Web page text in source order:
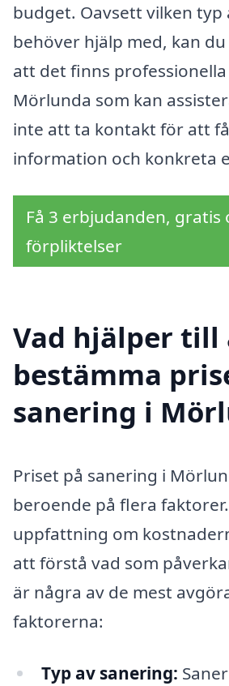
budget. Oavsett vilken typ
behöver hjälp med, kan
att det finns
Mörlunda som kan
inte att ta kontakt för att
information och konkreta
Få 3 erbjudanden, gratis
förpliktelser
Vad hjälper till
bestämma
sanering i
Priset på sanering i
beroende på flera
uppfattning om
att förstå vad som
är några av de mest
faktorerna:
Typ av sanering: